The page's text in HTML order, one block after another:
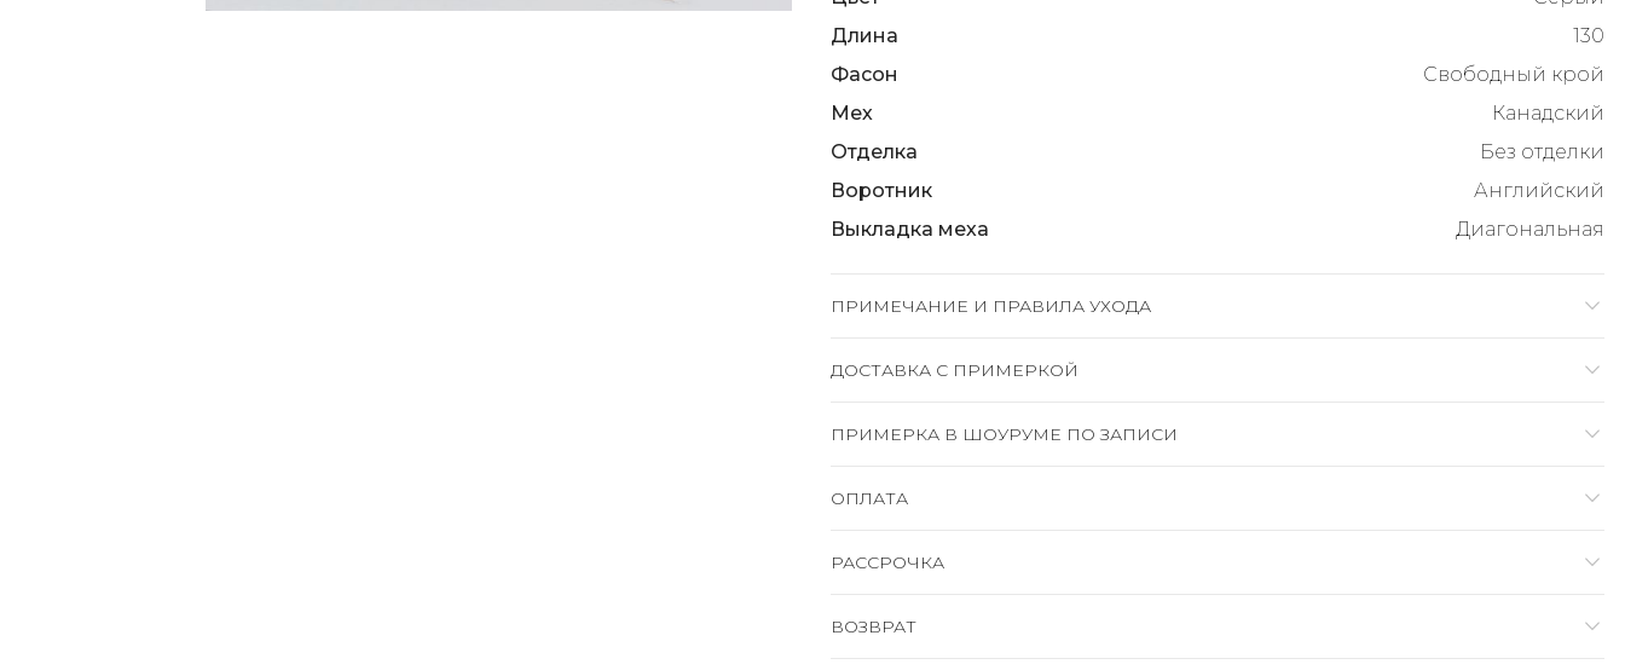
Длина
130
Фасон
Свободный крой
Мех
Канадский
Отделка
Без отделки
Воротник
Английский
Выкладка меха
Диагональная
ПРИМЕЧАНИЕ И ПРАВИЛА УХОДА
ДОСТАВКА C ПРИМЕРКОЙ
ПРИМЕРКА В ШОУРУМЕ ПО ЗАПИСИ
ОПЛАТА
РАССРОЧКА
ВОЗВРАТ